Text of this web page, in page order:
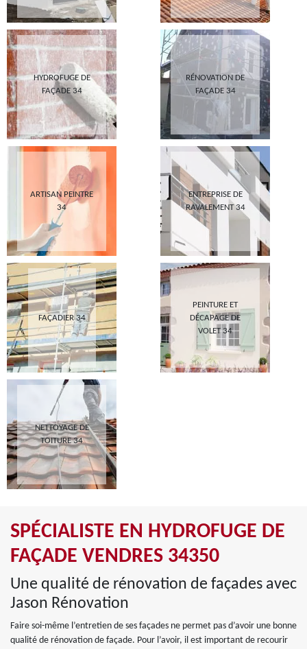
HYDROFUGE DE
FAÇADE 34
RÉNOVATION DE
FAÇADE 34
ARTISAN PEINTRE
34
ENTREPRISE DE
RAVALEMENT 34
FAÇADIER 34
PEINTURE ET
DÉCAPAGE DE
VOLET 34
NETTOYAGE DE
TOITURE 34
SPÉCIALISTE EN HYDROFUGE DE
FAÇADE VENDRES 34350
Une qualité de rénovation de façades avec
Jason Rénovation
Faire soi-même l’entretien de ses façades ne permet pas d’avoir une bonne
qualité de rénovation de façade. Pour l’avoir, il est important de recourir